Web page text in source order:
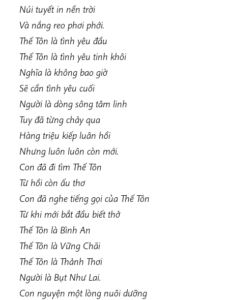
Núi tuyết in nền trời
Và nắng reo phơi phới.
Thế Tôn là tình yêu đầu
Thế Tôn là tình yêu tinh khôi
Nghĩa là không bao giờ
Sẽ cần tình yêu cuối
Người là dòng sông tâm linh
Tuy đã từng chảy qua
Hàng triệu kiếp luân hồi
Nhưng luôn luôn còn mới.
Con đã đi tìm Thế Tôn
Từ hồi còn ấu thơ
Con đã nghe tiếng gọi của Thế Tôn
Từ khi mới bắt đầu biết thở
Thế Tôn là Bình An
Thế Tôn là Vững Chãi
Thế Tôn là Thảnh Thơi
Người là Bụt Như Lai.
Con nguyện một lòng nuôi dưỡng